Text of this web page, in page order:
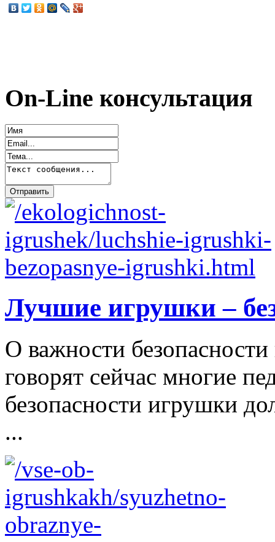
On-Line консультация
Лучшие игрушки –
О важности
говорят сейчас многие
безопасности игрушки
...